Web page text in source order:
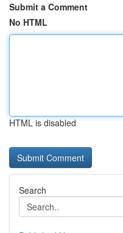
Submit a Comment
No HTML
HTML is disabled
Search